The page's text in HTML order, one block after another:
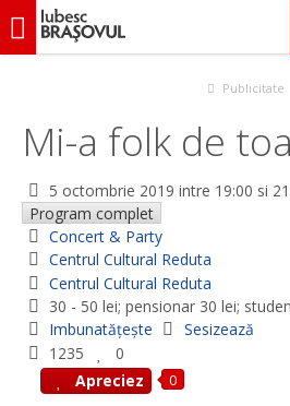
iubescbraşovul.ro
Mi-a folk de toamnă...
Publicitate
Mi-a folk de
5 octombrie 2019 intre 19:00 si
Program complet
Concert & Party
Centrul Cultural Reduta
Centrul Cultural Reduta
30 - 50 lei; pensionar 30 lei;
Imbunatățește
Sesizează
1235
0
Apreciez
0